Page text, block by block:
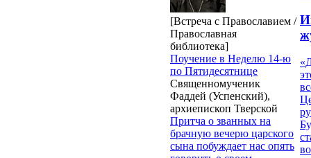
[Встреча с Православием /
Православная
библиотека]
Поучение в Неделю 14-ю
по Пятидесятнице
Священномученик
Фаддей (Успенский),
архиепископ Тверской
Притча о званных на
брачную вечерю царского
сына побуждает нас опять